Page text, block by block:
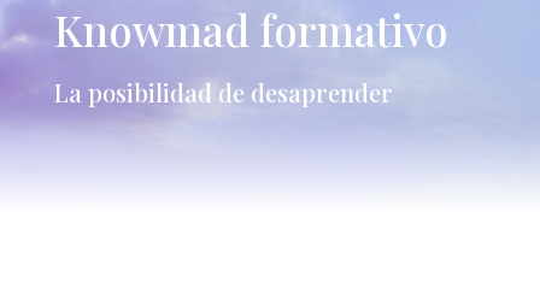
Knowmad formativo
La posibilidad de desaprender